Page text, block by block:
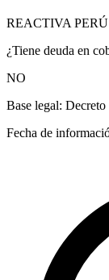
REACTIVA PERÚ
¿Tiene deuda en
NO
Base legal:
Fecha de